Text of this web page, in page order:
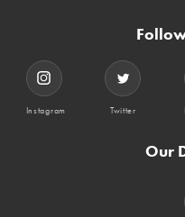
Instagram Twitter
Our